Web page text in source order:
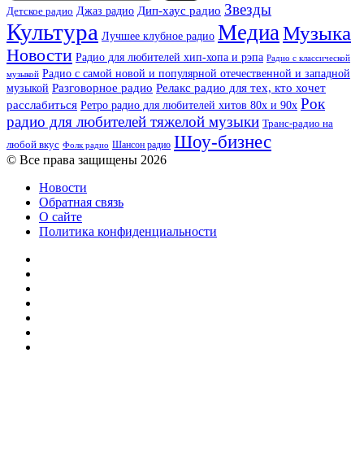
Детское радио Джаз радио Дип-хаус радио Звезды
Культура Лучшее клубное радио МедиаМузыка
Новости Радио для любителей хип-хопа и рэпа Радио с классической
музыкой Радио с самой новой и популярной отечественной и западной
музыкой Разговорное радио Релакс радио для тех, кто хочет
расслабиться Ретро радио для любителей хитов 80х и 90х Рок
радио для любителей тяжелой музыки Транс-радио на
любой вкус Фолк радио Шансон радио Шоу-бизнес
© Все права защищены 2026
Новости
Обратная связь
О сайте
Политика конфиденциальности